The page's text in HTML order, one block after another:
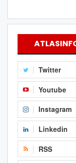
Twitter
Youtube
Instagram
Linkedin
RSS